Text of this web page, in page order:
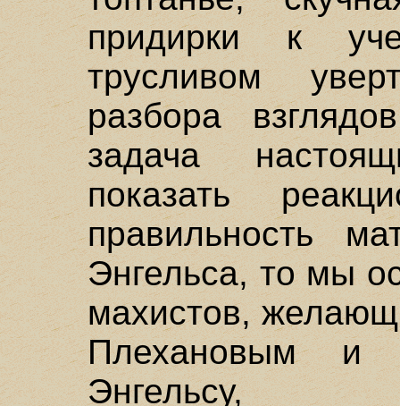
придирки к
трусливом
разбора
задача
показать
правильность
Энгельса, то мы
махистов,
Плехановым и
Энгельсу,